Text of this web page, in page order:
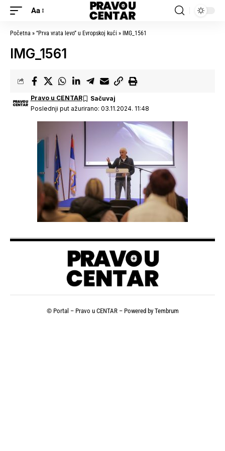
Aa
Početna » “Prva vrata levo” u Evropskoj kući » IMG_1561
IMG_1561
Poslednji put ažurirano: 03.11.2024. 11:48
Pravo u CENTAR
© Portal – Pravo u CENTAR – Powered by Tembrum